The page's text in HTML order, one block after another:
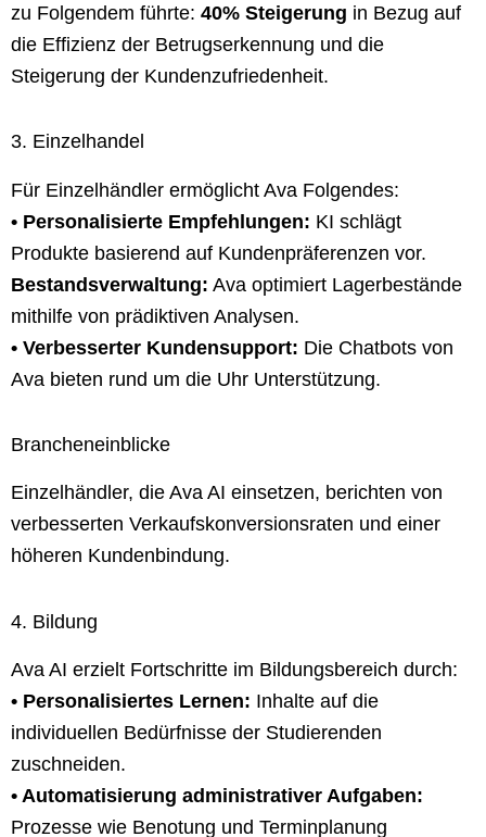
zu Folgendem führte: 40% Steigerung in Bezug auf
die Effizienz der Betrugserkennung und die
Steigerung der Kundenzufriedenheit.
3. Einzelhandel
Für Einzelhändler ermöglicht Ava Folgendes:
• Personalisierte Empfehlungen: KI schlägt
Produkte basierend auf Kundenpräferenzen vor.
Bestandsverwaltung: Ava optimiert Lagerbestände
mithilfe von prädiktiven Analysen.
• Verbesserter Kundensupport: Die Chatbots von
Ava bieten rund um die Uhr Unterstützung.
Brancheneinblicke
Einzelhändler, die Ava AI einsetzen, berichten von
verbesserten Verkaufskonversionsraten und einer
höheren Kundenbindung.
4. Bildung
Ava AI erzielt Fortschritte im Bildungsbereich durch:
• Personalisiertes Lernen: Inhalte auf die
individuellen Bedürfnisse der Studierenden
zuschneiden.
• Automatisierung administrativer Aufgaben:
Prozesse wie Benotung und Terminplanung